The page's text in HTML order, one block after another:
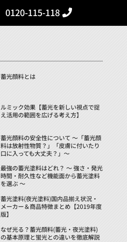
0120-115-118
蓄光顔料とは
ルミック効果【蓄光を新しい視点で捉
え活用の範囲を広げる考え方】
蓄光顔料の安全性について ～「蓄光顔
料は放射性物質？」「皮膚に付いたり
口に入っても大丈夫？」～
最強の蓄光塗料はどれ？ ～ 強さ・発光
時間・耐久性など機能面から蓄光塗料
を選ぶ ～
蓄光塗料(夜光塗料)国内品揃え状況・
メーカー＆商品特徴まとめ【2019年度
版】
なぜ光る？蓄光顔料(蓄光・夜光塗料)
の基本原理と蛍光との違いを徹底解説